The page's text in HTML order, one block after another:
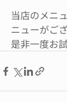
当店のメニ
ニューがご
是非一度お